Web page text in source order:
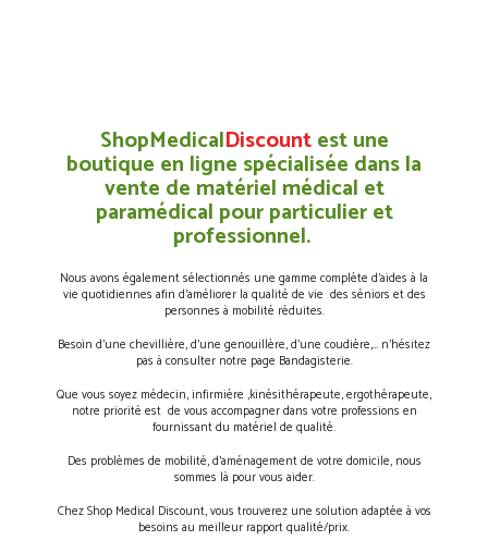
ShopMedicalDiscountest une
boutique en ligne spécialisée dans la
vente de matériel médical et
paramédical pour particulier et
professionnel.
Nous avons également sélectionnés une gamme complète d’aides à la
vie quotidiennes afin d’améliorer la qualité de vie des séniors et des
personnes à mobilité réduites.
Besoin d’une chevillière, d’une genouillère, d’une coudière,… n’hésitez
pas à consulter notre page Bandagisterie.
Que vous soyez médecin, infirmière ,kinésithérapeute, ergothérapeute,
notre priorité est de vous accompagner dans votre professions en
fournissant du matériel de qualité.
Des problèmes de mobilité, d’aménagement de votre domicile, nous
sommes là pour vous aider.
Chez Shop Medical Discount, vous trouverez une solution adaptée à vos
besoins au meilleur rapport qualité/prix.